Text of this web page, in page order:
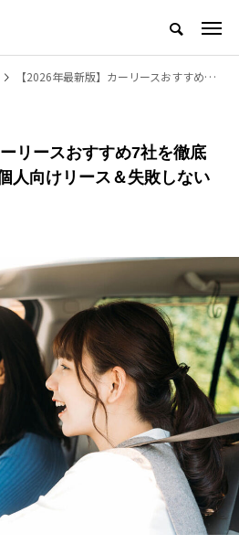
【2026年最新版】カーリースおすすめ7社を徹底比較｜安くて人気の個人向けリース＆失敗しない選び方
リースおすすめ7社を徹底
人向けリース＆失敗しない
シャツ
判も
SERVICE
医師転職サイト・エージェント
すすめ10選｜利用者の口コミや
評判から徹底比較
2025.06.19
it転職おすすめ